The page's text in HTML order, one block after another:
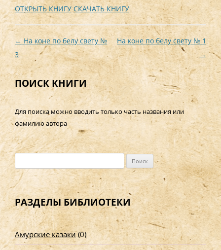
ОТКРЫТЬ КНИГУ СКАЧАТЬ КНИГУ
Навигация
по
записям
← На коне по белу свету №
3
На коне по белу свету № 1
→
ПОИСК КНИГИ
Для поиска можно вводить только часть названия или
фамилию автора
а
й
т
и
РАЗДЕЛЫ БИБЛИОТЕКИ
Амурские казаки(0)